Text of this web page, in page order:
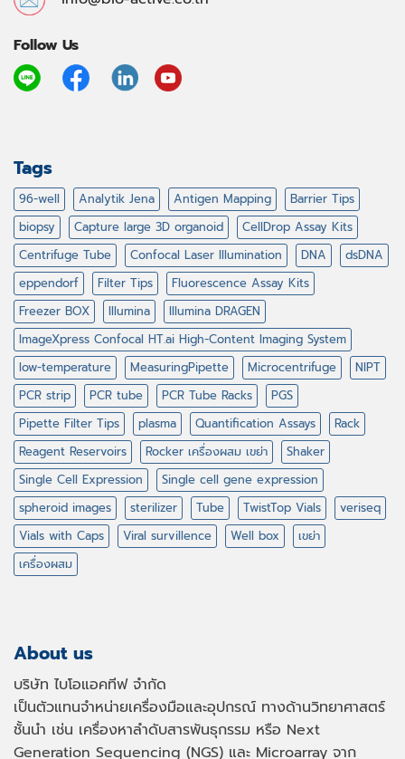
Follow Us
Tags
96-well Analytik Jena Antigen Mapping
Barrier Tips
biopsy
Capture large 3D organoid
CellDrop Assay Kits
Centrifuge Tube
Confocal Laser Illumination DNA
dsDNA
eppendorf
Filter Tips
Fluorescence Assay Kits
Freezer BOX
Illumina
Illumina DRAGEN
ImageXpress Confocal HT.ai High-Content Imaging System
low-temperature
MeasuringPipette Microcentrifuge
NIPT
PCR strip
PCR tube PCR Tube Racks
PGS
Pipette Filter Tips
plasma Quantification Assays
Rack
Reagent Reservoirs
Rocker เครื่องผสม เขย่า
Shaker
Single Cell Expression
Single cell gene expression
spheroid images
sterilizer Tube TwistTop Vials
veriseq
Vials with Caps
Viral survillence Well box
เขย่า
เครื่องผสม
About us
บริษัท ไบโอแอคทีฟ จำกัด
เป็นตัวแทนจำหน่ายเครื่องมือและอุปกรณ์ ทางด้านวิทยาศาสตร์
ชั้นนำ เช่น เครื่องหาลำดับสารพันธุกรรม หรือ Next
Generation Sequencing (NGS) และ Microarray จาก